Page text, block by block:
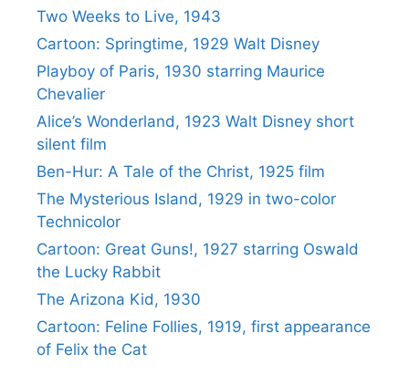
Two Weeks to Live, 1943
Cartoon: Springtime, 1929 Walt Disney
Playboy of Paris, 1930 starring Maurice
Chevalier
Alice’s Wonderland, 1923 Walt Disney short
silent film
Ben-Hur: A Tale of the Christ, 1925 film
The Mysterious Island, 1929 in two-color
Technicolor
Cartoon: Great Guns!, 1927 starring Oswald
the Lucky Rabbit
The Arizona Kid, 1930
Cartoon: Feline Follies, 1919, first appearance
of Felix the Cat